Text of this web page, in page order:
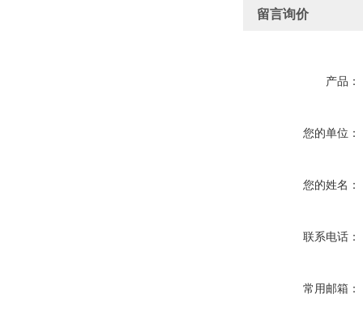
留言询价
产品：
您的单位：
您的姓名：
联系电话：
常用邮箱：